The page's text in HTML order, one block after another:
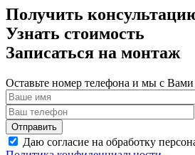
Получить
Узнать стоимость
Записаться на монтаж
Оставьте номер телефона и мы с
Даю согласие на обработку